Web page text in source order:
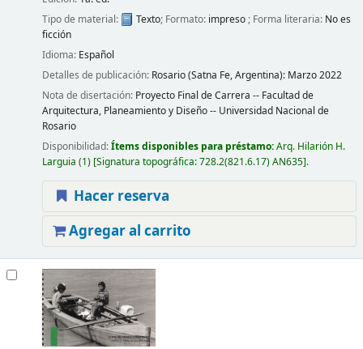
Tipo de material:
Texto; Formato: impreso; Forma literaria: No es
ficción
Idioma: Español
Detalles de publicación: Rosario (Satna Fe, Argentina): Marzo 2022
Nota de disertación: Proyecto Final de Carrera -- Facultad de
Arquitectura, Planeamiento y Diseño -- Universidad Nacional de
Rosario
Disponibilidad:Ítems disponibles para préstamo:Arq. Hilarión H.
Larguia (1) Signatura topográfica:728.2(821.6.17) AN635 .
Hacer reserva
Agregar al carrito